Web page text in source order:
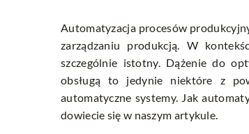
Automatyzacja procesów
zarządzaniu produkcją. W
szczególnie istotny. Dążenie do
obsługą to jedynie niektóre z
automatyczne systemy. Jak
dowiecie się w naszym artykule.